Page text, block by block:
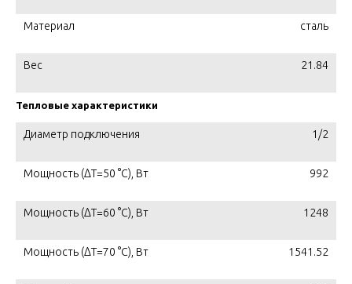
Материал сталь
Вес 21.84
Тепловые характеристики
Диаметр подключения 1/2
Мощность (ΔT=50 °C), Вт 992
Мощность (ΔT=60 °C), Вт 1248
Мощность (ΔT=70 °C), Вт 1541.52